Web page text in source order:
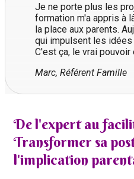
Je ne porte plus les
formation m'a appris à
la place aux parents.
qui impulsent les
C'est ça, le vrai pouvoir
Marc, Référent Famille
De l'expert au
Transformer sa
l'implication